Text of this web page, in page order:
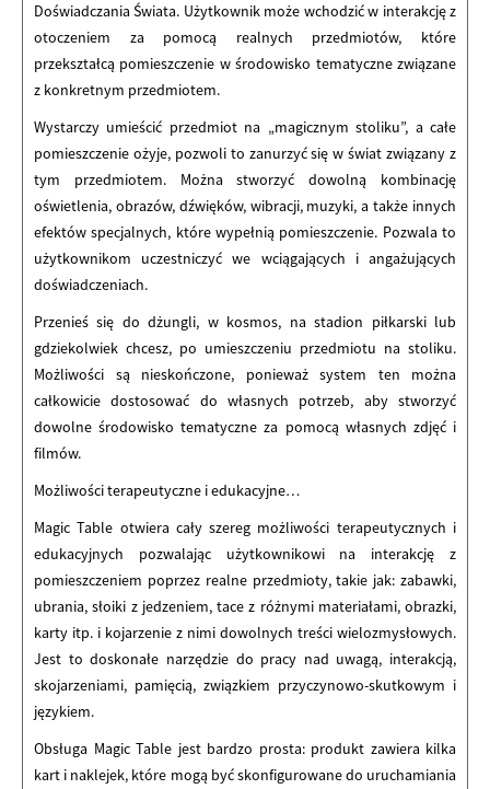
Doświadczania Świata. Użytkownik może wchodzić w interakcję z
otoczeniem za pomocą realnych przedmiotów, które
przekształcą pomieszczenie w środowisko tematyczne związane
z konkretnym przedmiotem.
Wystarczy umieścić przedmiot na „magicznym stoliku”, a całe
pomieszczenie ożyje, pozwoli to zanurzyć się w świat związany z
tym przedmiotem. Można stworzyć dowolną kombinację
oświetlenia, obrazów, dźwięków, wibracji, muzyki, a także innych
efektów specjalnych, które wypełnią pomieszczenie. Pozwala to
użytkownikom uczestniczyć we wciągających i angażujących
doświadczeniach.
Przenieś się do dżungli, w kosmos, na stadion piłkarski lub
gdziekolwiek chcesz, po umieszczeniu przedmiotu na stoliku.
Możliwości są nieskończone, ponieważ system ten można
całkowicie dostosować do własnych potrzeb, aby stworzyć
dowolne środowisko tematyczne za pomocą własnych zdjęć i
filmów.
Możliwości terapeutyczne i edukacyjne…
Magic Table otwiera cały szereg możliwości terapeutycznych i
edukacyjnych pozwalając użytkownikowi na interakcję z
pomieszczeniem poprzez realne przedmioty, takie jak: zabawki,
ubrania, słoiki z jedzeniem, tace z różnymi materiałami, obrazki,
karty itp. i kojarzenie z nimi dowolnych treści wielozmysłowych.
Jest to doskonałe narzędzie do pracy nad uwagą, interakcją,
skojarzeniami, pamięcią, związkiem przyczynowo-skutkowym i
językiem.
Obsługa Magic Table jest bardzo prosta: produkt zawiera kilka
kart i naklejek, które mogą być skonfigurowane do uruchamiania